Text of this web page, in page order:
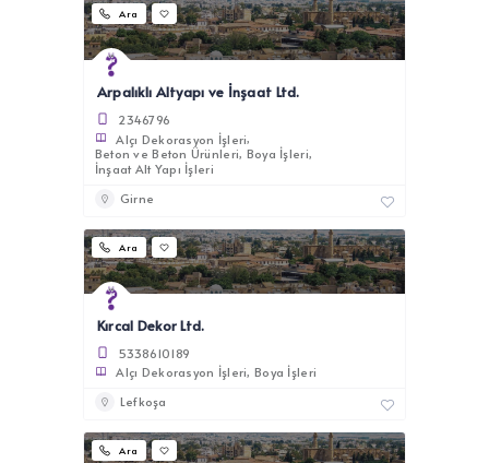
Ara
Arpalıklı Altyapı ve İnşaat Ltd.
2346796
Alçı Dekorasyon İşleri
Beton ve Beton Ürünleri Boya İşleri
İnşaat Alt Yapı İşleri
Girne
Ara
Kırcal Dekor Ltd.
5338610189
Alçı Dekorasyon İşleri Boya İşleri
Lefkoşa
Ara